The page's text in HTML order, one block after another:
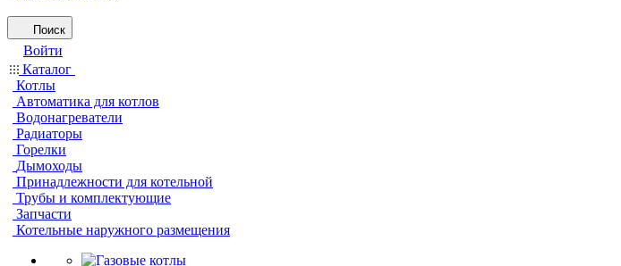
Поиск
Войти
Каталог
Котлы
Автоматика для котлов
Водонагреватели
Радиаторы
Горелки
Дымоходы
Принадлежности для котельной
Трубы и комплектующие
Запчасти
Котельные наружного размещения